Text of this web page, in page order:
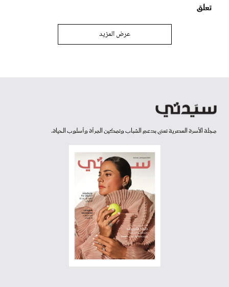
تعلق
عرض المزيد
مجلة الأسرة العصرية تعنى بدعم الشباب وتمكين المرأة وأسلوب الحياة.